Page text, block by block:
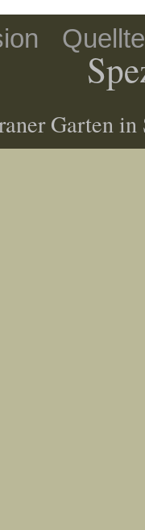
Garten in